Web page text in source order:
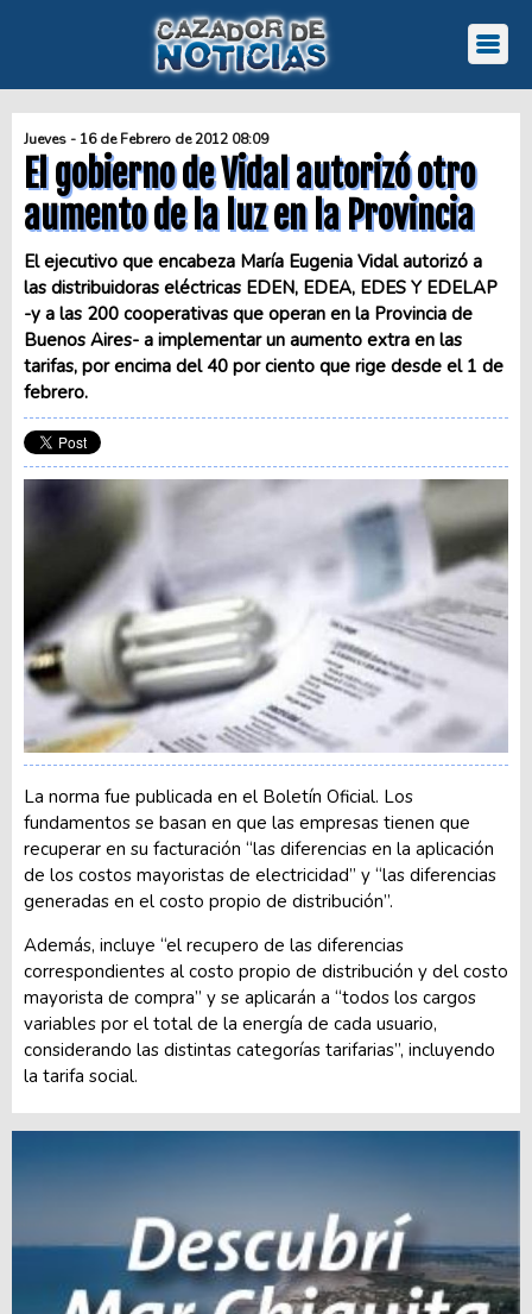
Jueves - 16 de Febrero de 2012 08:09
El gobierno de Vidal autorizó otro
aumento de la luz en la Provincia
El ejecutivo que encabeza María Eugenia Vidal autorizó a
las distribuidoras eléctricas EDEN, EDEA, EDES Y EDELAP
-y a las 200 cooperativas que operan en la Provincia de
Buenos Aires- a implementar un aumento extra en las
tarifas, por encima del 40 por ciento que rige desde el 1 de
febrero.
La norma fue publicada en el Boletín Oficial. Los
fundamentos se basan en que las empresas tienen que
recuperar en su facturación “las diferencias en la aplicación
de los costos mayoristas de electricidad” y “las diferencias
generadas en el costo propio de distribución”.
Además, incluye “el recupero de las diferencias
correspondientes al costo propio de distribución y del costo
mayorista de compra” y se aplicarán a “todos los cargos
variables por el total de la energía de cada usuario,
considerando las distintas categorías tarifarias”, incluyendo
la tarifa social.